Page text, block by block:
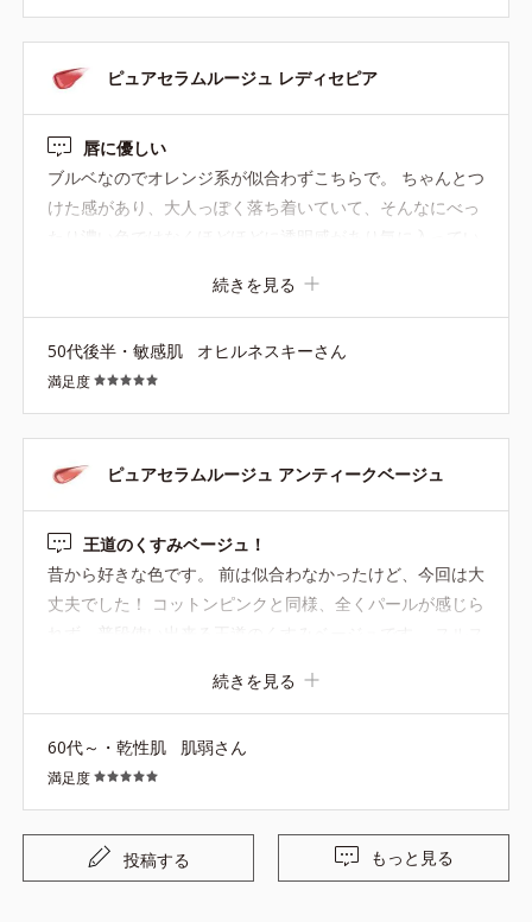
ピュアセラムルージュ レディセピア
唇に優しい
ブルベなのでオレンジ系が似合わずこちらで。 ちゃんとつ
けた感があり、大人っぽく落ち着いていて、そんなにべっ
たり濃い色ではなくほどほどに透明感があり気に入ってい
がほとんどなので、たまに試しては懲りてまたこちらに戻
ってきます。 色落ちのしにくさやカップへのつきやすさ
は、それほど優秀ではないかもしれませんが、リップクリ
ームで下地を作らなくても潤い、皮が剥けたりすることも
なく唇に優しいのでやはりオルビスさんの商品が一番好き
です。
続きを見る
50代後半・敏感肌 オヒルネスキーさん
満足度
ピュアセラムルージュ アンティークベージュ
王道のくすみベージュ！
昔から好きな色です。 前は似合わなかったけど、今回は大
丈夫でした！ コットンピンクと同様、全くパールが感じら
続きを見る
60代～・乾性肌 肌弱さん
満足度
投稿する もっと見る